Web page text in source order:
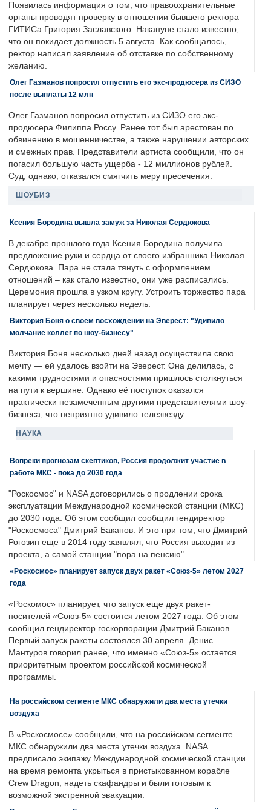
Появилась информация о том, что правоохранительные
органы проводят проверку в отношении бывшего ректора
ГИТИСа Григория Заславского. Накануне стало известно,
что он покидает должность 5 августа. Как сообщалось,
ректор написал заявление об отставке по собственному
желанию.
Олег Газманов попросил отпустить его экс-продюсера из СИЗО
после выплаты 12 млн
Олег Газманов попросил отпустить из СИЗО его экс-
продюсера Филиппа Россу. Ранее тот был арестован по
обвинению в мошенничестве, а также нарушении авторских
и смежных прав. Представители артиста сообщили, что он
погасил большую часть ущерба - 12 миллионов рублей.
Суд, однако, отказался смягчить меру пресечения.
ШОУБИЗ
Ксения Бородина вышла замуж за Николая Сердюкова
В декабре прошлого года Ксения Бородина получила
предложение руки и сердца от своего избранника Николая
Сердюкова. Пара не стала тянуть с оформлением
отношений – как стало известно, они уже расписались.
Церемония прошла в узком кругу. Устроить торжество пара
планирует через несколько недель.
Виктория Боня о своем восхождении на Эверест: "Удивило
молчание коллег по шоу-бизнесу"
Виктория Боня несколько дней назад осуществила свою
мечту — ей удалось взойти на Эверест. Она делилась, с
какими трудностями и опасностями пришлось столкнуться
на пути к вершине. Однако её поступок оказался
практически незамеченным другими представителями шоу-
бизнеса, что неприятно удивило телезвезду.
НАУКА
Вопреки прогнозам скептиков, Россия продолжит участие в
работе МКС - пока до 2030 года
"Роскосмос" и NASA договорились о продлении срока
эксплуатации Международной космической станции (МКС)
до 2030 года. Об этом сообщил сообщил гендиректор
"Роскосмоса" Дмитрий Баканов. И это при том, что Дмитрий
Рогозин еще в 2014 году заявлял, что Россия выходит из
проекта, а самой станции "пора на пенсию".
«Роскосмос» планирует запуск двух ракет «Союз-5» летом 2027
года
«Роскомос» планирует, что запуск еще двух ракет-
носителей «Союз-5» состоится летом 2027 года. Об этом
сообщил гендиректор госкорпорации Дмитрий Баканов.
Первый запуск ракеты состоялся 30 апреля. Денис
Мантуров говорил ранее, что именно «Союз-5» остается
приоритетным проектом российской космической
программы.
На российском сегменте МКС обнаружили два места утечки
воздуха
В «Роскосмосе» сообщили, что на российском сегменте
МКС обнаружили два места утечки воздуха. NASA
предписало экипажу Международной космической станции
на время ремонта укрыться в пристыкованном корабле
Crew Dragon, надеть скафандры и были готовым к
возможной экстренной эвакуации.